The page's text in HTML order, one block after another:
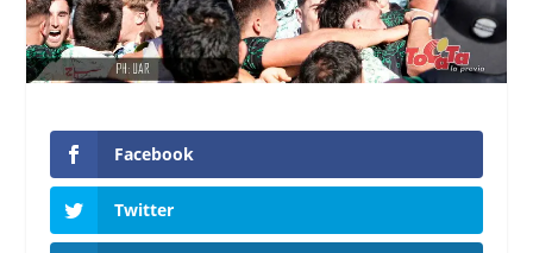
Facebook
Twitter